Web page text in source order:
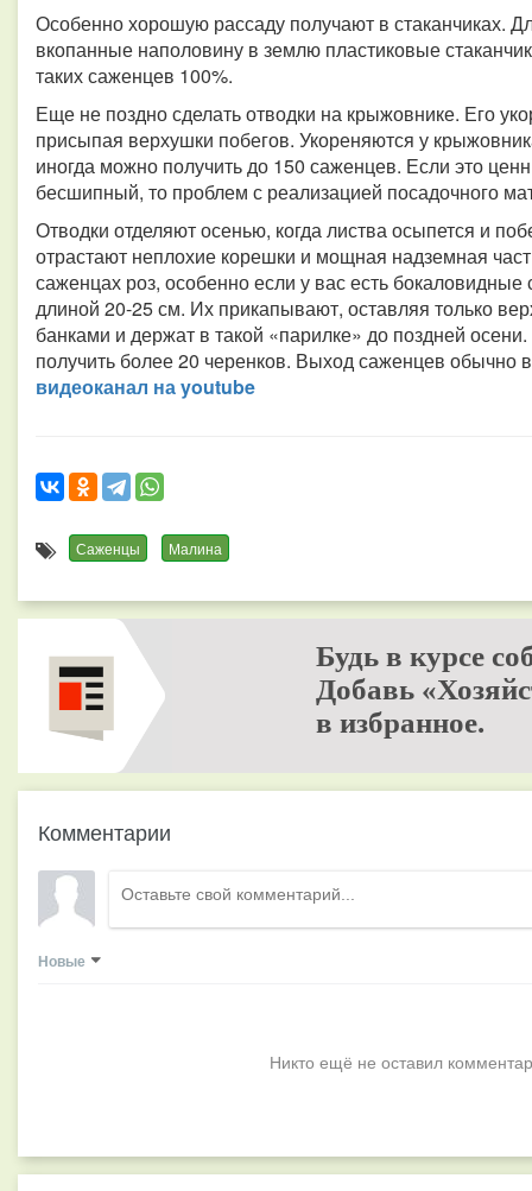
Особенно хорошую рассаду получают в стаканчиках.
вкопанные наполовину в землю пластиковые
таких саженцев 100%.
Еще не поздно сделать отводки на крыжовнике. Его
присыпая верхушки побегов. Укореняются у
иногда можно получить до 150 саженцев. Если это
бесшипный, то проблем с реализацией посадочного
Отводки отделяют осенью, когда листва осыпется и
отрастают неплохие корешки и мощная надземная
саженцах роз, особенно если у вас есть бокаловидные
длиной 20-25 см. Их прикапывают, оставляя только
банками и держат в такой «парилке» до поздней
получить более 20 черенков. Выход саженцев обычно
видео­канал на youtube
Саженцы Малина
Будь в курсе
Добавь
в избранное.
Комментарии
Новые
Никто ещё не оставил